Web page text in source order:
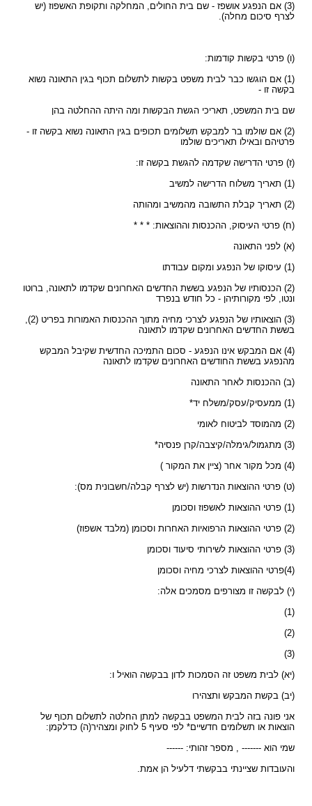
(3) אם הנפגע אושפז - שם בית החולים, המחלקה ותקופת האשפוז (יש
לצרף סיכום מחלה).
(ו) פרטי בקשות קודמות:
(1) אם הוגשו כבר לבית משפט בקשות לתשלום תכוף בגין התאונה נשוא
בקשה זו -
שם בית המשפט, תאריכי הגשת הבקשות ומה היתה ההחלטה בהן
(2) אם שולמו בר למבקש תשלומים תכופים בגין התאונה נשוא בקשה זו -
פרטיהם ובאילו תאריכים שולמו
(ז) פרטי הדרישה שקדמה להגשת בקשה זו:
(1) תאריך משלוח הדרישה למשיב
(2) תאריך קבלת התשובה מהמשיב ומהותה
(ח) פרטי העיסוק, ההכנסות וההוצאות: * * *
(א) לפני התאונה
(1) עיסוקו של הנפגע ומקום עבודתו
(2) הכנסותיו של הנפגע בששת החדשים האחרונים שקדמו לתאונה, ברוטו
ונטו, לפי מקורותיהן - כל חודש בנפרד
(3) הוצאותיו של הנפגע לצרכי מחיה מתוך ההכנסות האמורות בפריט (2),
בששת החדשים האחרונים שקדמו לתאונה
(4) אם המבקש אינו הנפגע - סכום התמיכה החדשית שקיבל המבקש
מהנפגע בששת החודשים האחרונים שקדמו לתאונה
(ב) ההכנסות לאחר התאונה
(1) ממעסיק/עסק/משלח יד*
(2) מהמוסד לביטוח לאומי
(3) מתגמול/גימלה/קיצבה/קרן פנסיה*
(4) מכל מקור אחר (ציין את המקור )
(ט) פרטי ההוצאות הנדרשות (יש לצרף קבלה/חשבונית מס):
(1) פרטי ההוצאות לאשפוז וסכומן
(2) פרטי ההוצאות הרפואיות האחרות וסכומן (מלבד אשפוז)
(3) פרטי ההוצאות לשירותי סיעוד וסכומן
(4)פרטי ההוצאות לצרכי מחיה וסכומן
(י) לבקשה זו מצורפים מסמכים אלה:
(1)
(2)
(3)
(יא) לבית משפט זה הסמכות לדון בבקשה הואיל ו:
(יב) בקשת המבקש ותצהירו
אני פונה בזה לבית המשפט בבקשה למתן החלטה לתשלום תכוף של
הוצאות או תשלומים חדשיים* לפי סעיף 5 לחוק ומצהיר(ה) כדלקמן:
שמי הוא ------- , מספר זהותי: ------
והעובדות שציינתי בבקשתי דלעיל הן אמת.